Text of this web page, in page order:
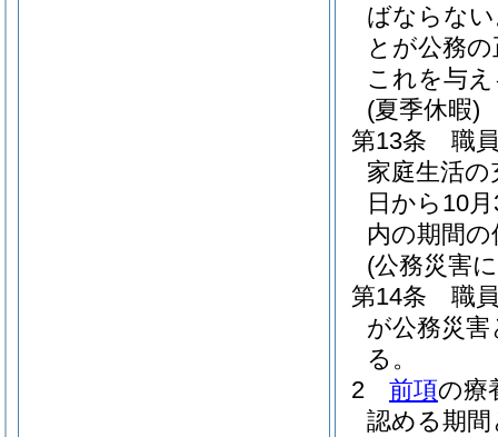
ばならな
とが公務
これを与
(夏季休暇)
第13条
職
家庭生活
日から10
内の期間
(公務災害
第14条
職
が公務災
る。
2
前項の療
認める期